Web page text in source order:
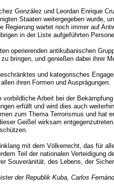
González und Leordan Enrique
Staaten weitergegeben wurde,
Regierung wartet noch immer auf
in der Liste aufgeführten
operierenden antikubanischen
bringen, und genießen dabei ihrer
und kategorisches
ihren Formen und Ausprägungen.
vorbildliche Arbeit bei der
erfüllt und wird dies auch
zum Thema Terrorismus und hat
Geißel wirksam
mit dem Völkerrecht, das für
Teil der nationalen Verteidigung
Souveränität, des Lebens, der
der Republik Kuba, Carlos